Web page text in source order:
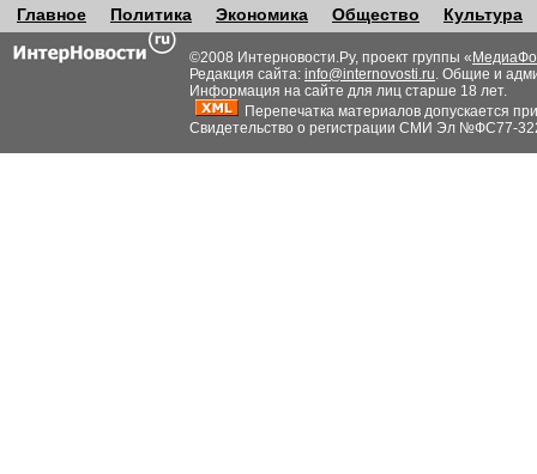
Главное Политика Экономика Общество Культура
©2008 Интерновости.Ру, проект группы «
Редакция сайта: info@internovosti.ru. Общие и
Информация на сайте для лиц старше 18 лет.
Перепечатка материалов допускается
Свидетельство о регистрации СМИ Эл №ФС77-